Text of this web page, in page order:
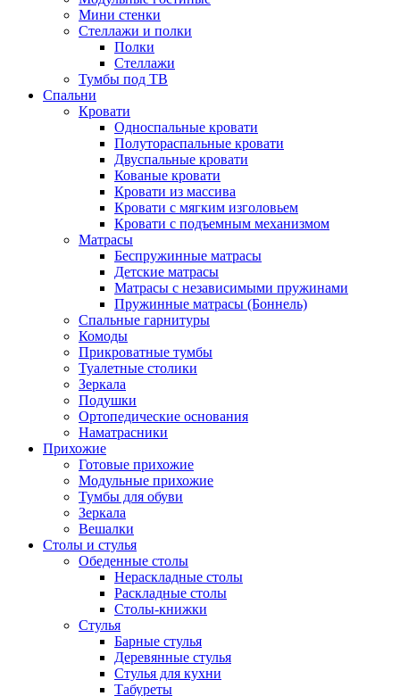
Мини стенки
Стеллажи и полки
Полки
Стеллажи
Тумбы под ТВ
Спальни
Кровати
Односпальные кровати
Полутораспальные кровати
Двуспальные кровати
Кованые кровати
Кровати из массива
Кровати с мягким изголовьем
Кровати с подъемным механизмом
Матрасы
Беспружинные матрасы
Детские матрасы
Матрасы с независимыми пружинами
Пружинные матрасы (Боннель)
Спальные гарнитуры
Комоды
Прикроватные тумбы
Туалетные столики
Зеркала
Подушки
Ортопедические основания
Наматрасники
Прихожие
Готовые прихожие
Модульные прихожие
Тумбы для обуви
Зеркала
Вешалки
Столы и стулья
Обеденные столы
Нераскладные столы
Раскладные столы
Столы-книжки
Стулья
Барные стулья
Деревянные стулья
Стулья для кухни
Табуреты